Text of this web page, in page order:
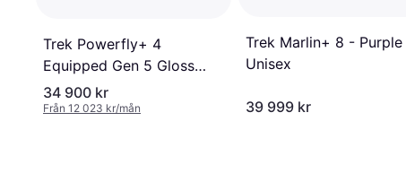
Trek Powerfly+ 4
Equipped Gen 5 Gloss
Dark Star/Matte Dark Web
34 900 kr
Från 12 023 kr/mån
Trek Marlin+ 8 - Purple
Unisex
39 999 kr